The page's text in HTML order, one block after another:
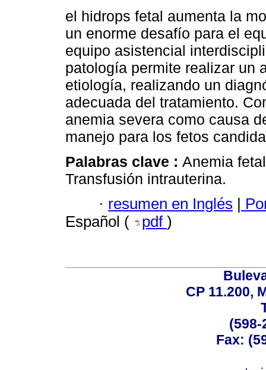
el hidrops fetal aumenta la
un enorme desafío para el
equipo asistencial
patología permite realizar un
etiología, realizando un
adecuada del tratamiento.
anemia severa como causa
manejo para los fetos
Palabras clave : Anemia
Transfusión intrauterina.
· resumen en Inglés
Español (
pdf )
CP 11.200,
(598-
Fax: